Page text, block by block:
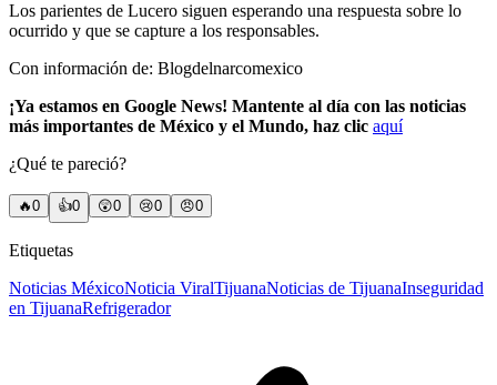
Los parientes de Lucero siguen esperando una respuesta sobre lo
ocurrido y que se capture a los responsables.
Con información de: Blogdelnarcomexico
¡Ya estamos en Google News! Mantente al día con las noticias
más importantes de México y el Mundo, haz clic aquí
¿Qué te pareció?
🔥0 👍0 😲0 😢0 😠0
Etiquetas
Noticias MéxicoNoticia ViralTijuanaNoticias de TijuanaInseguridad
en TijuanaRefrigerador